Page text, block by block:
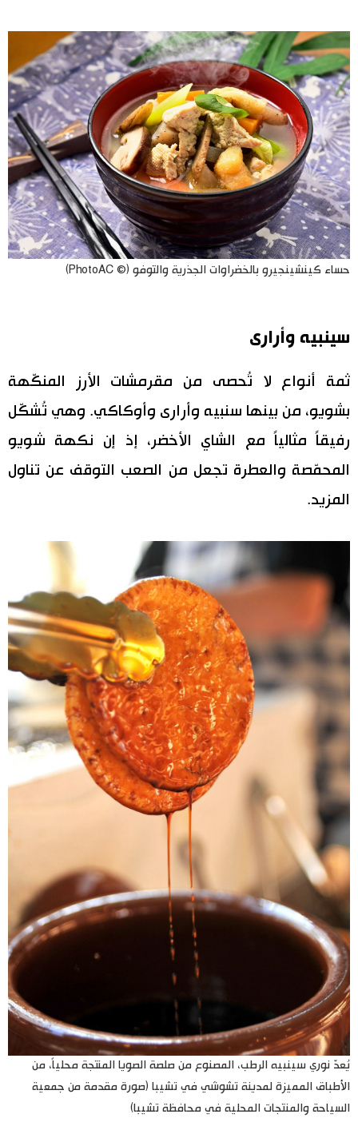
حساء كينشينجيرو بالخضراوات الجذرية والتوفو (© PhotoAC)
سينبيه وأرارى
ثمة أنواع لا تُحصى من مقرمشات الأرز المنكّهة
بشويو، من بينها سنبيه وأرارى وأوكاكي. وهي تُشكّل
رفيقاً مثالياً مع الشاي الأخضر، إذ إن نكهة شويو
المحمّصة والعطرة تجعل من الصعب التوقف عن تناول
المزيد.
يُعدّ نوري سينبيه الرطب، المصنوع من صلصة الصويا المنتجة محلياً، من
الأطباق المميزة لمدينة تشوشي في تشيبا (صورة مقدمة من جمعية
السياحة والمنتجات المحلية في محافظة تشيبا)